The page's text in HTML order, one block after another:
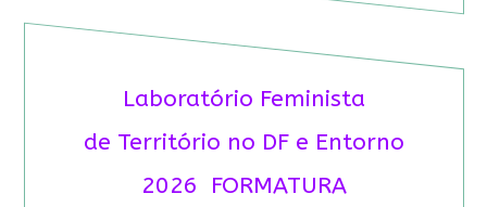
Laboratório Feminista
de Território no DF e Entorno
2026 FORMATURA